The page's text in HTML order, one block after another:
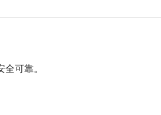
全可靠。